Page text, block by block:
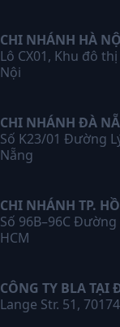
CHI NHÁNH HÀ
Lô CX01, Khu đô
Nội
CHI NHÁNH ĐÀ
Số K23/01 Đường
Nẵng
CHI NHÁNH TP.
Số 96B–96C
HCM
CÔNG TY BLA TẠI
Lange Str. 51,